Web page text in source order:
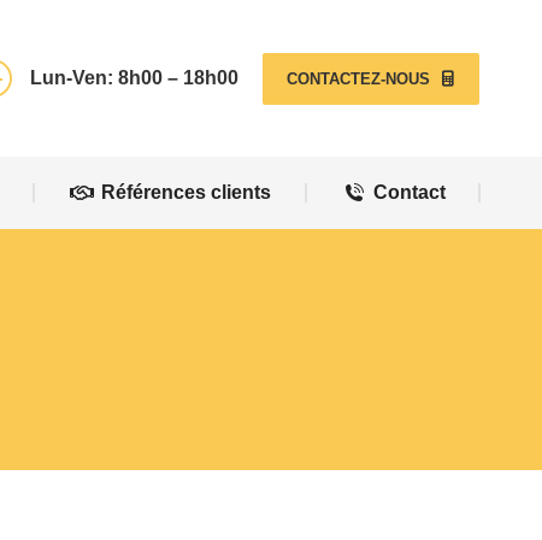
Lun-Ven: 8h00 – 18h00 CONTACTEZ-NOUS
Références clients Contact